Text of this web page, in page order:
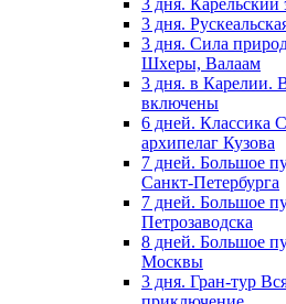
3 дня. Карельский
3 дня.
3 дня. Сила
Шхеры, Валаам
3 дня. в Карелии.
включены
6 дней. Классика
архипелаг Кузова
7 дней. Большое
Санкт-Петербурга
7 дней. Большое
Петрозаводска
8 дней. Большое
Москвы
3 дня. Гран-тур